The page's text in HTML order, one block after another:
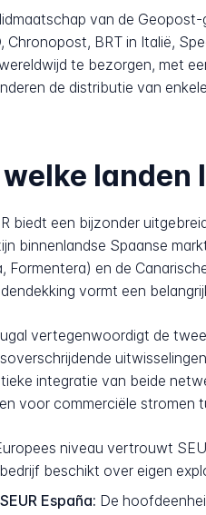
van de
Chronopost, BRT in Italië,
te bezorgen, met
de distributie van
landen
biedt een bijzonder
binnenlandse Spaanse
Formentera) en de
vormt een
vertegenwoordigt de
integratie van beide
voor commerciële stromen
niveau vertrouwt
beschikt over eigen
SEUR España: De